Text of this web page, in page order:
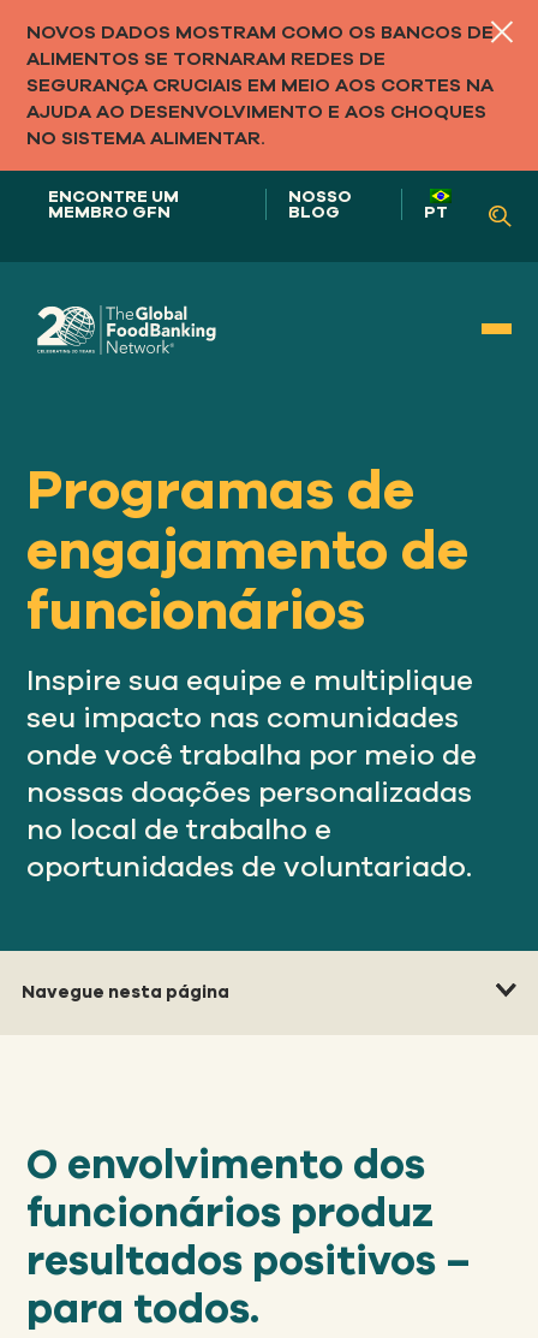
NOVOS DADOS MOSTRAM COMO OS BANCOS DE
ALIMENTOS SE TORNARAM REDES DE
SEGURANÇA CRUCIAIS EM MEIO AOS CORTES NA
AJUDA AO DESENVOLVIMENTO E AOS CHOQUES
NO SISTEMA ALIMENTAR.
ENCONTRE UM
MEMBRO GFN
NOSSO
BLOG PT
Nosso
ABORDAGEM
IMPACTO
Sobre
GFN
Apoiar
Programas de
engajamento de
funcionários
Inspire sua equipe e multiplique
seu impacto nas comunidades
onde você trabalha por meio de
nossas doações personalizadas
no local de trabalho e
oportunidades de voluntariado.
Navegue nesta página
O envolvimento dos
funcionários produz
resultados positivos –
para todos.